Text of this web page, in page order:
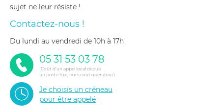
sujet ne leur résiste !
Contactez-nous !
du lundi au vendredi de 10h à 17h
05 31 53 03 78
(Coût d'un appel local depuis
un poste fixe, hors coût opérateur)
Je choisis un créneau
pour être appelé